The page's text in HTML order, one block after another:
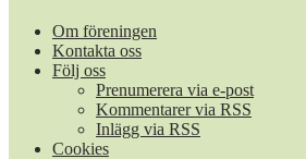
Om föreningen
Kontakta oss
Följ oss
Prenumerera via e-post
Kommentarer via RSS
Inlägg via RSS
Cookies